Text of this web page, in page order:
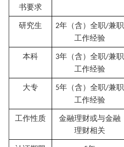
书要求
研究生 2年（含）全职/兼职
工作经验
本科 3年（含）全职/兼职
工作经验
大专 5年（含）全职/兼职
工作经验
工作性质
金融理财或与金融
理财相关